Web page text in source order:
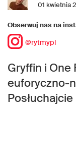
01 kwietnia
Obserwuj nas na
@rytmypl
Gryffin i One
euforyczno-